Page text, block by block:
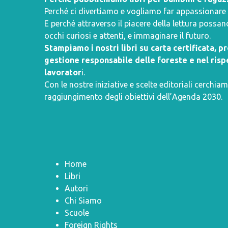
Perché ci divertiamo e vogliamo far
E perché attraverso il piacere della lettura
occhi curiosi e attenti, e immaginare il futuro.
Stampiamo i nostri libri su carta certificata,
gestione responsabile delle foreste e nel
lavoratori.
Con le nostre iniziative e scelte editoriali
raggiungimento degli obiettivi dell’Agenda 2030.
Home
Libri
Autori
Chi Siamo
Scuole
Foreign Rights